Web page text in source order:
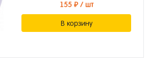
155 ₽/ шт
В корзину